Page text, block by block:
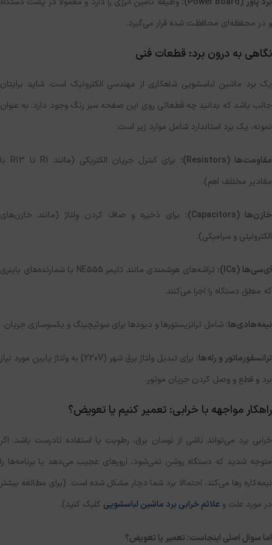
و در محفظه‌ای محافظت شده قرار می‌گیرد.
نگاهی به درون برد: قطعات فنی
یک برد ماشین لباسشویی شاهکاری از مهندسی الکترونیک است. شاید برایتان
جالب باشد که بدانید چه قطعاتی روی این صفحه سبز رنگ وجود دارد. به عنوان
نمونه، یک برد استاندارد شامل موارد زیر است:
مقاومت‌ها (Resistors
):
برای کنترل جریان الکتریکی (مانند R1 تا R13 با
مقادیر مختلف اهم).
خازن‌ها (Capacitors
): برای ذخیره و صاف کردن ولتاژ (مانند خازن‌های
الکترولیتی و سرامیکی).
آی‌سی‌ها (ICs
):
تراشه‌های هوشمندی مانند تایمر NE555 یا شمارنده‌های باینری
که منطق دستگاه را اجرا می‌کنند.
نیمه‌هادی‌ها: شامل ترانزیستورها و دیودها برای سوئیچینگ و یکسوسازی جریان.
ترانسفورماتور و رله‌ها:
برای تبدیل ولتاژ برق شهر (220V) به ولتاژ پایین مورد نیاز
برد و قطع و وصل کردن جریان موتور.
راهکار مواجهه با خرابی: تعمیر کنیم یا تعویض؟
خرابی برد می‌تواند ناشی از نوسان برق، رطوبت یا استفاده نادرست باشد. اگر
متوجه شدید که دستگاه روشن نمی‌شود، ارورهای عجیب می‌دهد یا برنامه‌ها را
نیمه‌کاره رها می‌کند، احتمالا برد شما دچار مشکل شده است. (برای مطالعه بیشتر
در مورد علت و علائم خرابی برد ماشین لباسشویی کلیک کنید).
اما سوال اصلی اینجاست: تعمیر یا تعویض؟